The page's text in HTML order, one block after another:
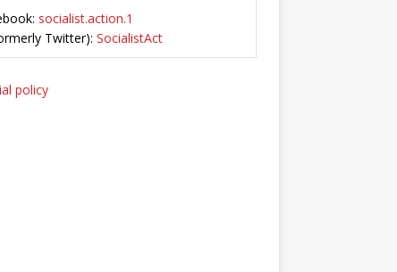
socialist.action.1
Twitter): SocialistAct
policy